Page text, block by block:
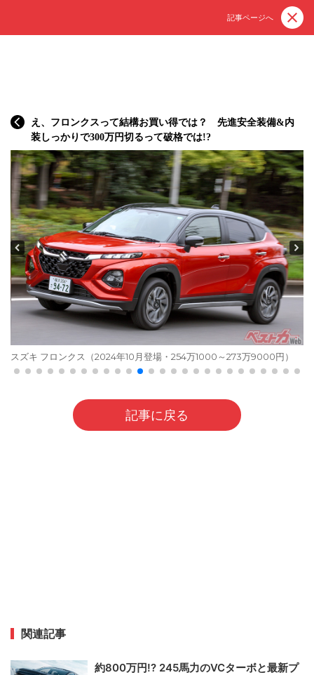
記事ページへ
え、フロンクスって結構お買い得では？ 先進安全装備&内
装しっかりで300万円切るって破格では!?
スズキ フロンクス（2024年10月登場・254万1000～273万9000円）
記事に戻る
関連記事
約800万円!? 245馬力のVCターボと最新プ